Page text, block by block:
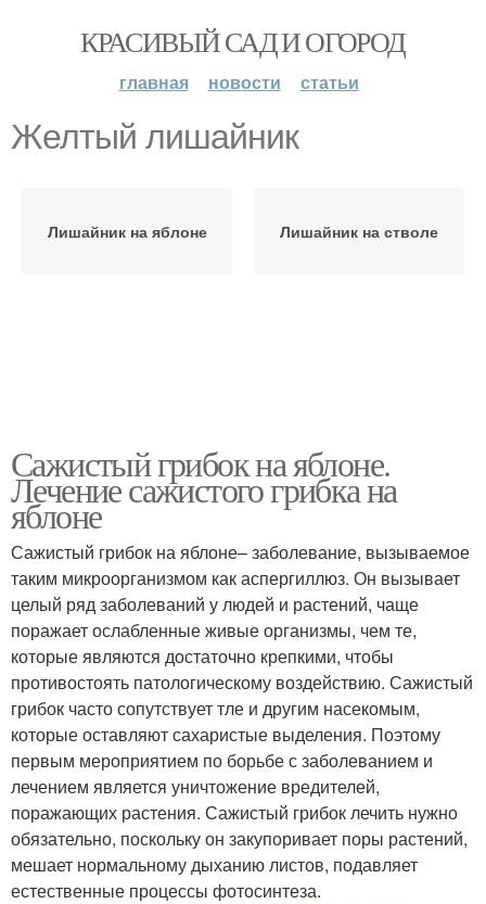
КРАСИВЫЙ САД И ОГОРОД
главная новости статьи
Желтый лишайник
Лишайник на яблоне Лишайник на стволе
Сажистый грибок на яблоне.
Лечение сажистого грибка на
яблоне
Сажистый грибок на яблоне– заболевание, вызываемое
таким микроорганизмом как аспергиллюз. Он вызывает
целый ряд заболеваний у людей и растений, чаще
поражает ослабленные живые организмы, чем те,
которые являются достаточно крепкими, чтобы
противостоять патологическому воздействию. Сажистый
грибок часто сопутствует тле и другим насекомым,
которые оставляют сахаристые выделения. Поэтому
первым мероприятием по борьбе с заболеванием и
лечением является уничтожение вредителей,
поражающих растения. Сажистый грибок лечить нужно
обязательно, поскольку он закупоривает поры растений,
мешает нормальному дыханию листов, подавляет
естественные процессы фотосинтеза.